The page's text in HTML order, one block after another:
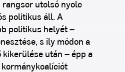
utolsó nyolc
politikus áll. A
politikus helyét –
s ily módon a
után – épp a